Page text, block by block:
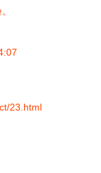
23.html